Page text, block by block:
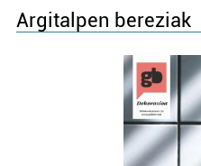
Argitalpen bereziak